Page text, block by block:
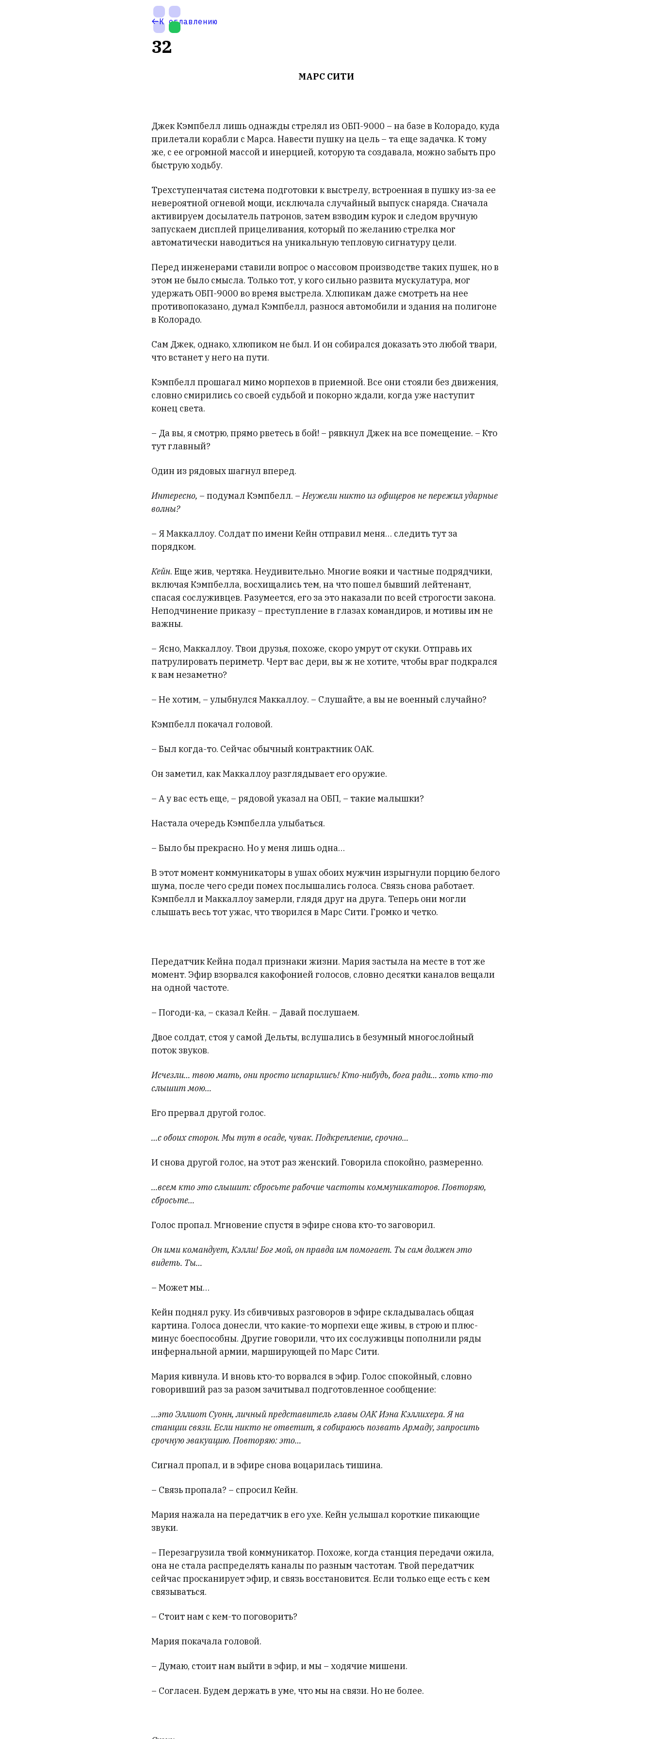
На
главную
К оглавлению
32
МАРС СИТИ
Джек Кэмпбелл лишь однажды стрелял из ОБП-9000 – на базе в Колорадо, куда
прилетали корабли с Марса. Навести пушку на цель – та еще задачка. К тому
же, с ее огромной массой и инерцией, которую та создавала, можно забыть про
быструю ходьбу.
Трехступенчатая система подготовки к выстрелу, встроенная в пушку из-за ее
невероятной огневой мощи, исключала случайный выпуск снаряда. Сначала
активируем досылатель патронов, затем взводим курок и следом вручную
запускаем дисплей прицеливания, который по желанию стрелка мог
автоматически наводиться на уникальную тепловую сигнатуру цели.
Перед инженерами ставили вопрос о массовом производстве таких пушек, но в
этом не было смысла. Только тот, у кого сильно развита мускулатура, мог
удержать ОБП-9000 во время выстрела. Хлюпикам даже смотреть на нее
противопоказано, думал Кэмпбелл, разнося автомобили и здания на полигоне
в Колорадо.
Сам Джек, однако, хлюпиком не был. И он собирался доказать это любой твари,
что встанет у него на пути.
Кэмпбелл прошагал мимо морпехов в приемной. Все они стояли без движения,
словно смирились со своей судьбой и покорно ждали, когда уже наступит
конец света.
– Да вы, я смотрю, прямо рветесь в бой! – рявкнул Джек на все помещение. – Кто
тут главный?
Один из рядовых шагнул вперед.
Интересно, – подумал Кэмпбелл. –Неужели никто из офицеров не пережил ударные
волны?
– Я Маккаллоу. Солдат по имени Кейн отправил меня… следить тут за
порядком.
Кейн. Еще жив, чертяка. Неудивительно. Многие вояки и частные подрядчики,
включая Кэмпбелла, восхищались тем, на что пошел бывший лейтенант,
спасая сослуживцев. Разумеется, его за это наказали по всей строгости закона.
Неподчинение приказу – преступление в глазах командиров, и мотивы им не
важны.
– Ясно, Маккаллоу. Твои друзья, похоже, скоро умрут от скуки. Отправь их
патрулировать периметр. Черт вас дери, вы ж не хотите, чтобы враг подкрался
к вам незаметно?
– Не хотим, – улыбнулся Маккаллоу. – Слушайте, а вы не военный случайно?
Кэмпбелл покачал головой.
– Был когда-то. Сейчас обычный контрактник ОАК.
Он заметил, как Маккаллоу разглядывает его оружие.
– А у вас есть еще, – рядовой указал на ОБП, – такие малышки?
Настала очередь Кэмпбелла улыбаться.
– Было бы прекрасно. Но у меня лишь одна…
В этот момент коммуникаторы в ушах обоих мужчин изрыгнули порцию белого
шума, после чего среди помех послышались голоса. Связь снова работает.
Кэмпбелл и Маккаллоу замерли, глядя друг на друга. Теперь они могли
слышать весь тот ужас, что творился в Марс Сити. Громко и четко.
Передатчик Кейна подал признаки жизни. Мария застыла на месте в тот же
момент. Эфир взорвался какофонией голосов, словно десятки каналов вещали
на одной частоте.
– Погоди-ка, – сказал Кейн. – Давай послушаем.
Двое солдат, стоя у самой Дельты, вслушались в безумный многослойный
поток звуков.
Исчезли… твою мать, они просто испарились! Кто-нибудь, бога ради… хоть кто-то
слышит мою…
Его прервал другой голос.
…с обоих сторон. Мы тут в осаде, чувак. Подкрепление, срочно…
И снова другой голос, на этот раз женский. Говорила спокойно, размеренно.
…всем кто это слышит: сбросьте рабочие частоты коммуникаторов. Повторяю,
сбросьте…
Голос пропал. Мгновение спустя в эфире снова кто-то заговорил.
Он ими командует, Кэлли! Бог мой, он правда им помогает. Ты сам должен это
видеть. Ты…
– Может мы…
Кейн поднял руку. Из сбивчивых разговоров в эфире складывалась общая
картина. Голоса донесли, что какие-то морпехи еще живы, в строю и плюс-
минус боеспособны. Другие говорили, что их сослуживцы пополнили ряды
инфернальной армии, марширующей по Марс Сити.
Мария кивнула. И вновь кто-то ворвался в эфир. Голос спокойный, словно
говоривший раз за разом зачитывал подготовленное сообщение:
…это Эллиот Суонн, личный представитель главы ОАК Иэна Кэллихера. Я на
станции связи. Если никто не ответит, я собираюсь позвать Армаду, запросить
срочную эвакуацию. Повторяю: это…
Сигнал пропал, и в эфире снова воцарилась тишина.
– Связь пропала? – спросил Кейн.
Мария нажала на передатчик в его ухе. Кейн услышал короткие пикающие
звуки.
– Перезагрузила твой коммуникатор. Похоже, когда станция передачи ожила,
она не стала распределять каналы по разным частотам. Твой передатчик
сейчас просканирует эфир, и связь восстановится. Если только еще есть с кем
связываться.
– Стоит нам с кем-то поговорить?
Мария покачала головой.
– Думаю, стоит нам выйти в эфир, и мы – ходячие мишени.
– Согласен. Будем держать в уме, что мы на связи. Но не более.